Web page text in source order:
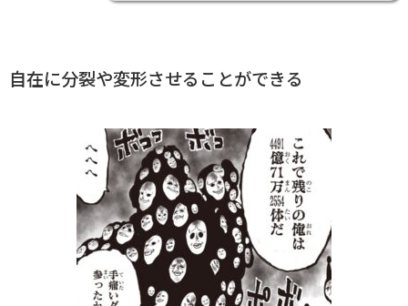
自在に分裂や変形させることができる